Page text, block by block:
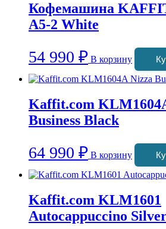
Кофемашина
A5-2 White
54 990 ₽ В корзину
Kaffit.com
Business Black
64 990 ₽ В корзину
Kaffit.com KLM1601
Autocappuccino